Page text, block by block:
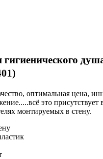
гигиенического
оптимальная цена,
это присутствует
монтируемых в стену.